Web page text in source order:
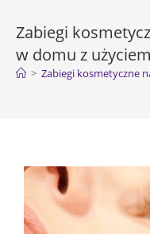
Zabiegi
w domu z
> Zabiegi kosmetyczne